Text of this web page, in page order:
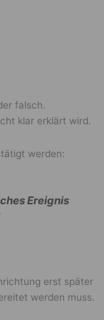
falsch.
klar erklärt wird.
werden:
Ereignis
erst später
werden muss.